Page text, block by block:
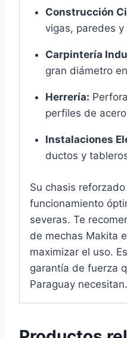
Construcción
vigas, paredes
Carpintería
gran diámetro
Herrería:
perfiles de
Instalaciones
ductos y
Su chasis
funcionamiento
severas. Te
de mechas Makita
maximizar el uso.
garantía de fuerza
Paraguay necesitan.